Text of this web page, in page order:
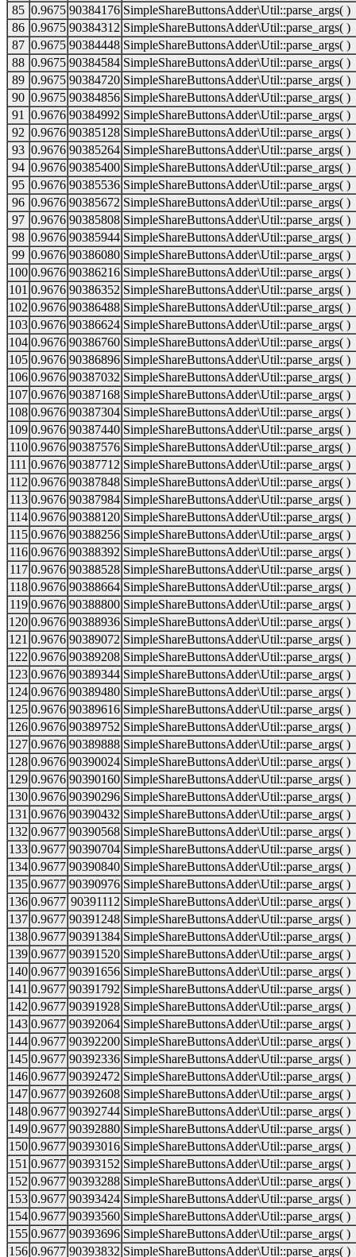
85 0.9675 90384176 SimpleShareButtonsAdder\Util::parse_args( )
86 0.9675 90384312 SimpleShareButtonsAdder\Util::parse_args( )
87 0.9675 90384448 SimpleShareButtonsAdder\Util::parse_args( )
88 0.9675 90384584 SimpleShareButtonsAdder\Util::parse_args( )
89 0.9675 90384720 SimpleShareButtonsAdder\Util::parse_args( )
90 0.9675 90384856 SimpleShareButtonsAdder\Util::parse_args( )
91
0.9676 90384992 SimpleShareButtonsAdder\Util::parse_args( )
92 0.9676 90385128 SimpleShareButtonsAdder\Util::parse_args( )
93 0.9676 90385264 SimpleShareButtonsAdder\Util::parse_args( )
94 0.9676 90385400 SimpleShareButtonsAdder\Util::parse_args( )
95 0.9676 90385536 SimpleShareButtonsAdder\Util::parse_args( )
96 0.9676 90385672 SimpleShareButtonsAdder\Util::parse_args( )
97 0.9676 90385808 SimpleShareButtonsAdder\Util::parse_args( )
98 0.9676 90385944 SimpleShareButtonsAdder\Util::parse_args( )
99 0.9676 90386080 SimpleShareButtonsAdder\Util::parse_args( )
100 0.9676 90386216 SimpleShareButtonsAdder\Util::parse_args( )
101 0.9676 90386352 SimpleShareButtonsAdder\Util::parse_args( )
102 0.9676 90386488 SimpleShareButtonsAdder\Util::parse_args( )
103 0.9676 90386624 SimpleShareButtonsAdder\Util::parse_args( )
104 0.9676 90386760 SimpleShareButtonsAdder\Util::parse_args( )
105 0.9676 90386896 SimpleShareButtonsAdder\Util::parse_args( )
106 0.9676 90387032 SimpleShareButtonsAdder\Util::parse_args( )
107 0.9676 90387168 SimpleShareButtonsAdder\Util::parse_args( )
108 0.9676 90387304 SimpleShareButtonsAdder\Util::parse_args( )
109 0.9676 90387440 SimpleShareButtonsAdder\Util::parse_args( )
110 0.9676 90387576 SimpleShareButtonsAdder\Util::parse_args( )
111 0.9676 90387712 SimpleShareButtonsAdder\Util::parse_args( )
112 0.9676 90387848 SimpleShareButtonsAdder\Util::parse_args( )
113 0.9676 90387984 SimpleShareButtonsAdder\Util::parse_args( )
114 0.9676 90388120 SimpleShareButtonsAdder\Util::parse_args( )
115 0.9676 90388256 SimpleShareButtonsAdder\Util::parse_args( )
116 0.9676 90388392 SimpleShareButtonsAdder\Util::parse_args( )
117 0.9676 90388528 SimpleShareButtonsAdder\Util::parse_args( )
118 0.9676 90388664 SimpleShareButtonsAdder\Util::parse_args( )
119 0.9676 90388800 SimpleShareButtonsAdder\Util::parse_args( )
120 0.9676 90388936 SimpleShareButtonsAdder\Util::parse_args( )
121 0.9676 90389072 SimpleShareButtonsAdder\Util::parse_args( )
122 0.9676 90389208 SimpleShareButtonsAdder\Util::parse_args( )
123 0.9676 90389344 SimpleShareButtonsAdder\Util::parse_args( )
124 0.9676 90389480 SimpleShareButtonsAdder\Util::parse_args( )
125 0.9676 90389616 SimpleShareButtonsAdder\Util::parse_args( )
126 0.9676 90389752 SimpleShareButtonsAdder\Util::parse_args( )
127 0.9676 90389888 SimpleShareButtonsAdder\Util::parse_args( )
128 0.9676 90390024 SimpleShareButtonsAdder\Util::parse_args( )
129 0.9676 90390160 SimpleShareButtonsAdder\Util::parse_args( )
130 0.9676 90390296 SimpleShareButtonsAdder\Util::parse_args( )
131 0.9676 90390432 SimpleShareButtonsAdder\Util::parse_args( )
132 0.9677 90390568 SimpleShareButtonsAdder\Util::parse_args( )
133 0.9677 90390704 SimpleShareButtonsAdder\Util::parse_args( )
134 0.9677 90390840 SimpleShareButtonsAdder\Util::parse_args( )
135 0.9677 90390976 SimpleShareButtonsAdder\Util::parse_args( )
136 0.9677 90391112 SimpleShareButtonsAdder\Util::parse_args( )
137 0.9677 90391248 SimpleShareButtonsAdder\Util::parse_args( )
138 0.9677 90391384 SimpleShareButtonsAdder\Util::parse_args( )
139 0.9677 90391520 SimpleShareButtonsAdder\Util::parse_args( )
140 0.9677 90391656 SimpleShareButtonsAdder\Util::parse_args( )
141 0.9677 90391792 SimpleShareButtonsAdder\Util::parse_args( )
142 0.9677 90391928 SimpleShareButtonsAdder\Util::parse_args( )
143 0.9677 90392064 SimpleShareButtonsAdder\Util::parse_args( )
144 0.9677 90392200 SimpleShareButtonsAdder\Util::parse_args( )
145 0.9677 90392336 SimpleShareButtonsAdder\Util::parse_args( )
146 0.9677 90392472 SimpleShareButtonsAdder\Util::parse_args( )
147 0.9677 90392608 SimpleShareButtonsAdder\Util::parse_args( )
148 0.9677 90392744 SimpleShareButtonsAdder\Util::parse_args( )
149 0.9677 90392880 SimpleShareButtonsAdder\Util::parse_args( )
150 0.9677 90393016 SimpleShareButtonsAdder\Util::parse_args( )
151 0.9677 90393152 SimpleShareButtonsAdder\Util::parse_args( )
152 0.9677 90393288 SimpleShareButtonsAdder\Util::parse_args( )
153 0.9677 90393424 SimpleShareButtonsAdder\Util::parse_args( )
154 0.9677 90393560 SimpleShareButtonsAdder\Util::parse_args( )
155 0.9677 90393696 SimpleShareButtonsAdder\Util::parse_args( )
156 0.9677 90393832 SimpleShareButtonsAdder\Util::parse_args( )